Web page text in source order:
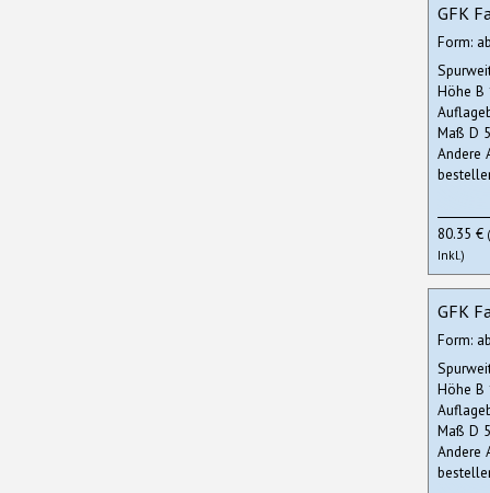
GFK
Form:
Höhe B
Maß D
Andere
80.35 €
Inkl.)
GFK
Form:
Höhe B
Maß D
Andere